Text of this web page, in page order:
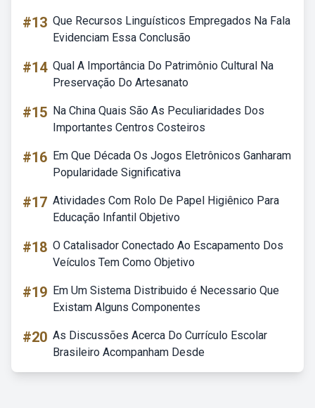
#13 Que Recursos Linguísticos Empregados Na Fala
Evidenciam Essa Conclusão
#14 Qual A Importância Do Patrimônio Cultural Na
Preservação Do Artesanato
#15 Na China Quais São As Peculiaridades Dos
Importantes Centros Costeiros
#16 Em Que Década Os Jogos Eletrônicos Ganharam
Popularidade Significativa
#17 Atividades Com Rolo De Papel Higiênico Para
Educação Infantil Objetivo
#18 O Catalisador Conectado Ao Escapamento Dos
Veículos Tem Como Objetivo
#19 Em Um Sistema Distribuido é Necessario Que
Existam Alguns Componentes
#20 As Discussões Acerca Do Currículo Escolar
Brasileiro Acompanham Desde